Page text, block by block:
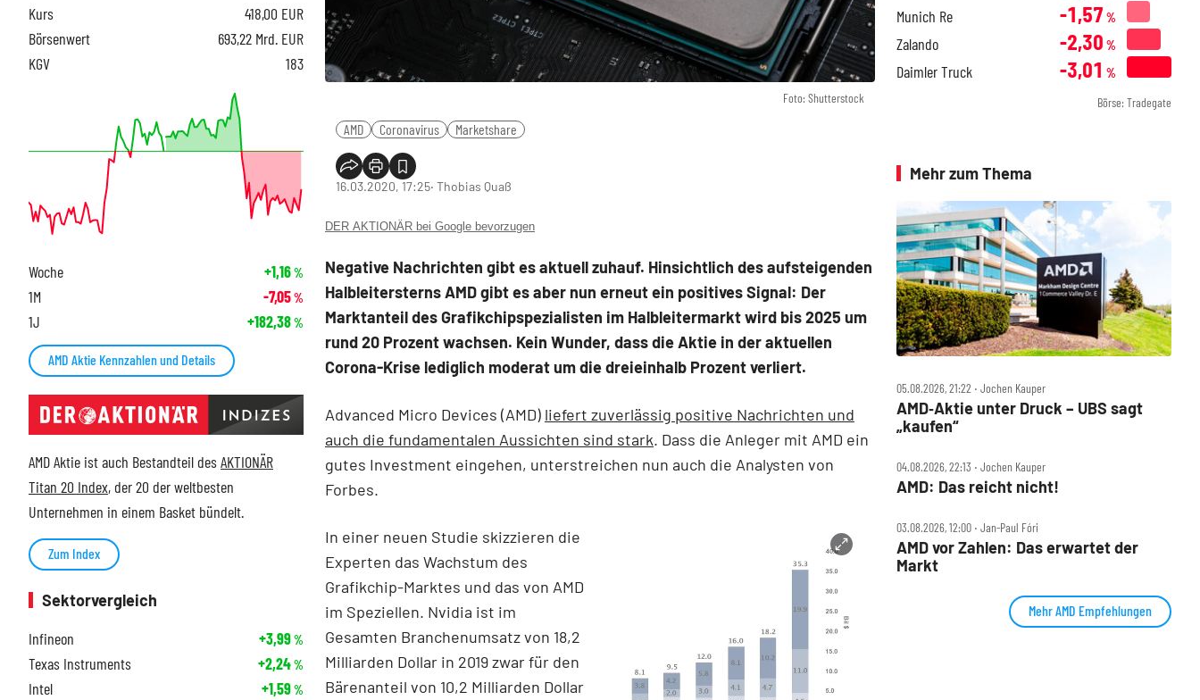
Foto: Shutterstock
AMD Coronavirus Marketshare
16.03.2020, 17:25‧ Thobias Quaß
DER AKTIONÄR bei Google bevorzugen
Negative Nachrichten gibt es aktuell zuhauf. Hinsichtlich des aufsteigenden
Halbleitersterns AMD gibt es aber nun erneut ein positives Signal: Der
Marktanteil des Grafikchipspezialisten im Halbleitermarkt wird bis 2025 um
rund 20 Prozent wachsen. Kein Wunder, dass die Aktie in der aktuellen
Corona-Krise lediglich moderat um die dreieinhalb Prozent verliert.
Advanced Micro Devices (AMD) liefert zuverlässig positive Nachrichten und
auch die fundamentalen Aussichten sind stark. Dass die Anleger mit AMD ein
gutes Investment eingehen, unterstreichen nun auch die Analysten von
Forbes.
In einer neuen Studie skizzieren die
Experten das Wachstum des
Grafikchip-Marktes und das von AMD
im Speziellen. Nvidia ist im
Gesamten Branchenumsatz von 18,2
Milliarden Dollar in 2019 zwar für den
Bärenanteil von 10,2 Milliarden Dollar
Kurs 418,00 EUR
Börsenwert
693,22 Mrd. EUR
KGV
183
Woche +1,16%
1M -7,05%
1J +182,38%
AMD Aktie Kennzahlen und Details
AMD Aktie ist auch Bestandteil desAKTIONÄR
Titan 20 Index, der 20 der weltbesten
Unternehmen in einem Basket bündelt.
Zum Index
Sektorvergleich
Infineon
+3,99%
Texas Instruments +2,24%
Intel +1,59%
Munich Re -1,57 %
Zalando -2,30 %
Daimler Truck -3,01 %
Börse: Tradegate
Mehr zum Thema
05.08.2026, 21:22 ‧ Jochen Kauper
AMD‑Aktie unter Druck – UBS sagt
„kaufen“
04.08.2026, 22:13 ‧ Jochen Kauper
AMD: Das reicht nicht!
03.08.2026, 12:00 ‧ Jan-Paul Fóri
AMD vor Zahlen: Das erwartet der
Markt
Mehr AMD Empfehlungen